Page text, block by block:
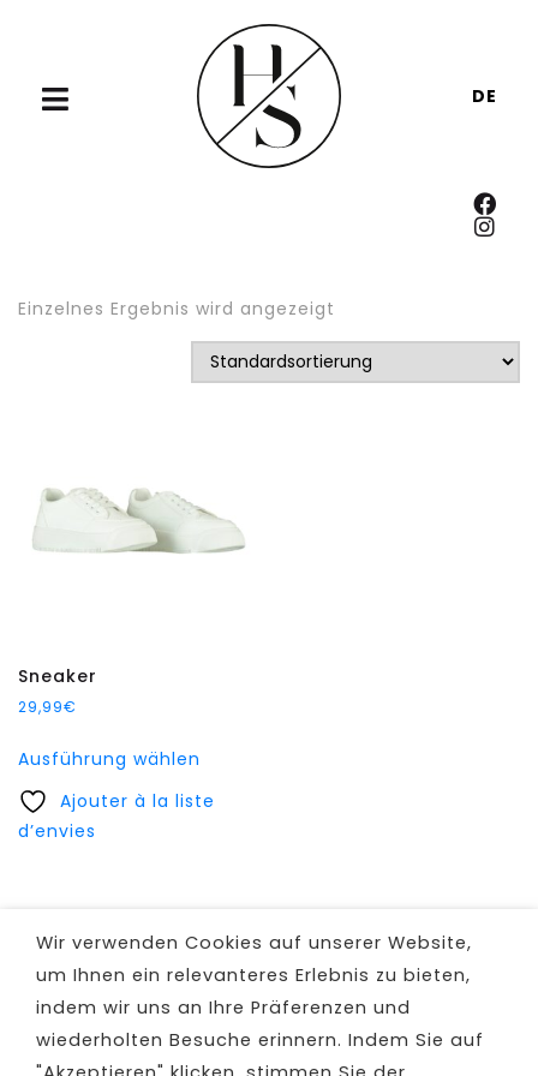
DE
Einzelnes Ergebnis wird angezeigt
Sneaker
29,99€
Ausführung wählen
weist
Optionen
können
auf
der
Produktseite
Ajouter à la liste
d’envies
Wir verwenden Cookies auf unserer Website,
um Ihnen ein relevanteres Erlebnis zu bieten,
indem wir uns an Ihre Präferenzen und
wiederholten Besuche erinnern. Indem Sie auf